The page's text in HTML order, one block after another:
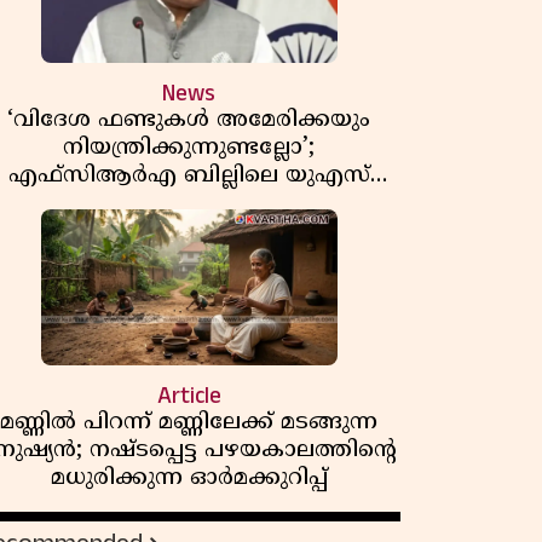
News
‘വിദേശ ഫണ്ടുകൾ അമേരിക്കയും
നിയന്ത്രിക്കുന്നുണ്ടല്ലോ’;
എഫ്സിആർഎ ബില്ലിലെ യുഎസ്
മറുപടിയുമായി ഇന്ത്യ
Article
മണ്ണിൽ പിറന്ന് മണ്ണിലേക്ക് മടങ്ങുന്ന
നഷ്ടപ്പെട്ട പഴയകാലത്തിൻ്റെ
മധുരിക്കുന്ന ഓർമക്കുറിപ്പ്